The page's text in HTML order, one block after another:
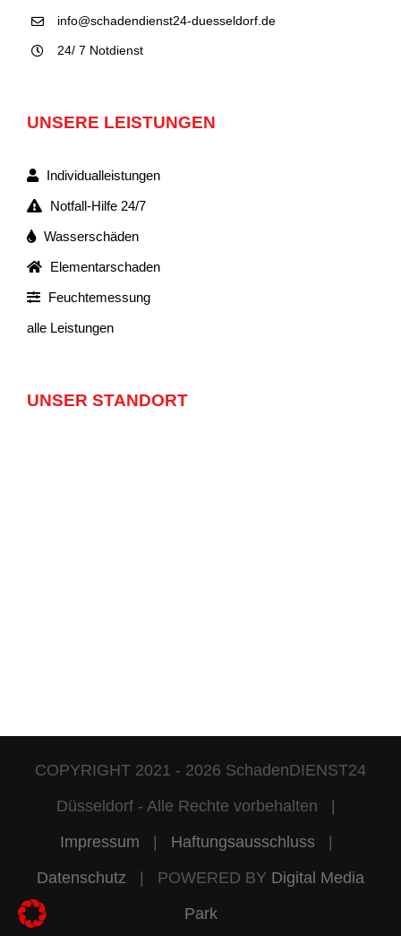
info@schadendienst24-duesseldorf.de
24/ 7 Notdienst
UNSERE LEISTUNGEN
Individualleistungen
Notfall-Hilfe 24/7
Wasserschäden
Elementarschaden
Feuchtemessung
alle Leistungen
UNSER STANDORT
COPYRIGHT 2021 - 2026 SchadenDIENST24
Düsseldorf - Alle Rechte vorbehalten |
Impressum
Haftungsausschluss|
Datenschutz | POWERED BY Digital Media
Park